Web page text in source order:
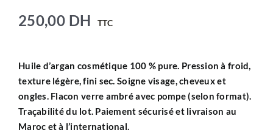
250,00 DH TTC
Huile d’argan cosmétique 100 % pure Pression à froid
texture légère, fini sec . Soigne visage ,cheveuxet
ongles . Flaconverre ambréavec pompe(selon format).
Traçabilitédu lot. Paiement sécuriséet livraison au
Maroc et à l’international.